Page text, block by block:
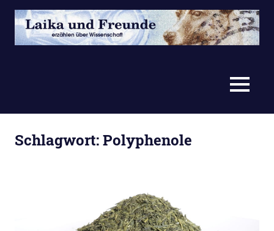
Zum
Inhalt
springen
Freunde
MENÜ
Schlagwort:Polyphenole